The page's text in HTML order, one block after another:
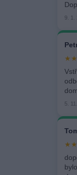
9. 1.
5.